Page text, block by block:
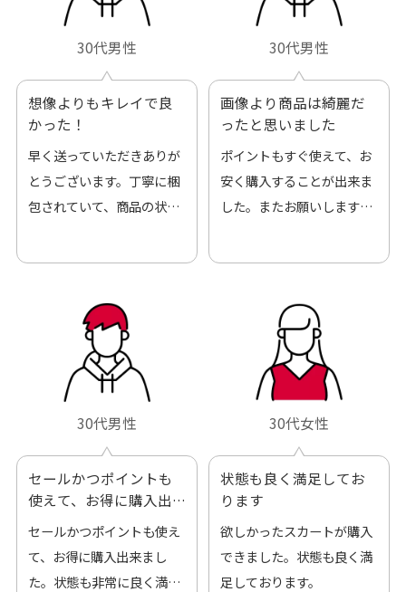
30代男性
想像よりもキレイで良
かった！
早く送っていただきありが
とうございます。丁寧に梱
包されていて、商品の状態
30代男性
画像より商品は綺麗だ
ったと思いました
ポイントもすぐ使えて、お
安く購入することが出来ま
した。またお願いします、
30代男性
セールかつポイントも
使えて、お得に購入出
来ました
セールかつポイントも使え
て、お得に購入出来まし
た。状態も非常に良く満足
30代女性
状態も良く満足してお
ります
欲しかったスカートが購入
できました。状態も良く満
足しております。